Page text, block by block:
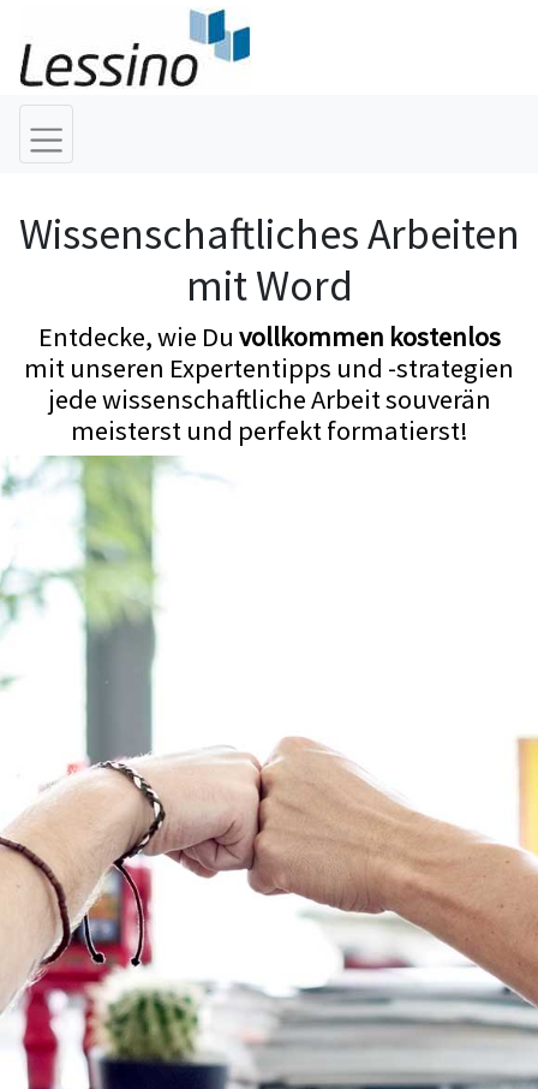
Wissenschaftliches Arbeiten
mit Word
Entdecke, wie Du vollkommen kostenlos
mit unseren Expertentipps und -strategien
jede wissenschaftliche Arbeit souverän
meisterst und perfekt formatierst!